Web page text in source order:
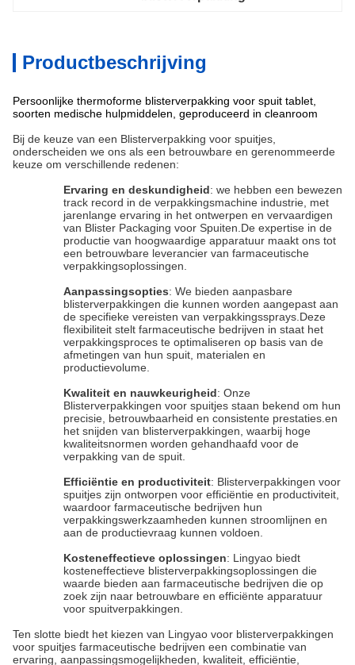
Productbeschrijving
Persoonlijke thermoforme blisterverpakking voor spuit tablet,
soorten medische hulpmiddelen, geproduceerd in cleanroom
Bij de keuze van een Blisterverpakking voor spuitjes,
onderscheiden we ons als een betrouwbare en gerenommeerde
keuze om verschillende redenen:
Ervaring en deskundigheid: we hebben een bewezen
track record in de verpakkingsmachine industrie, met
jarenlange ervaring in het ontwerpen en vervaardigen
van Blister Packaging voor Spuiten.De expertise in de
productie van hoogwaardige apparatuur maakt ons tot
een betrouwbare leverancier van farmaceutische
verpakkingsoplossingen.
Aanpassingsopties: We bieden aanpasbare
blisterverpakkingen die kunnen worden aangepast aan
de specifieke vereisten van verpakkingssprays.Deze
flexibiliteit stelt farmaceutische bedrijven in staat het
verpakkingsproces te optimaliseren op basis van de
afmetingen van hun spuit, materialen en
productievolume.
Kwaliteit en nauwkeurigheid: Onze
Blisterverpakkingen voor spuitjes staan bekend om hun
precisie, betrouwbaarheid en consistente prestaties.en
het snijden van blisterverpakkingen, waarbij hoge
kwaliteitsnormen worden gehandhaafd voor de
verpakking van de spuit.
Efficiëntie en productiviteit: Blisterverpakkingen voor
spuitjes zijn ontworpen voor efficiëntie en productiviteit,
waardoor farmaceutische bedrijven hun
verpakkingswerkzaamheden kunnen stroomlijnen en
aan de productievraag kunnen voldoen.
Kosteneffectieve oplossingen: Lingyao biedt
kosteneffectieve blisterverpakkingsoplossingen die
waarde bieden aan farmaceutische bedrijven die op
zoek zijn naar betrouwbare en efficiënte apparatuur
voor spuitverpakkingen.
Ten slotte biedt het kiezen van Lingyao voor blisterverpakkingen
voor spuitjes farmaceutische bedrijven een combinatie van
ervaring, aanpassingsmogelijkheden, kwaliteit, efficiëntie,